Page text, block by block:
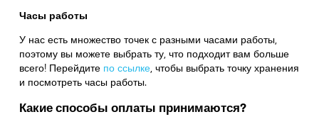
Часы работы
У нас есть множество точек с разными часами работы,
поэтому вы можете выбрать ту, что подходит вам больше
всего! Перейдите по ссылке,чтобы выбрать точку хранения
и посмотреть часы работы.
Какие способы оплаты принимаются?